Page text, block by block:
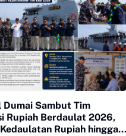
Dumai Sambut Tim
Rupiah Berdaulat 2026,
Rupiah hingga